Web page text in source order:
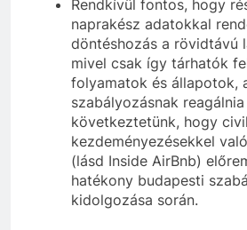
Rendkívül fontos, hogy
naprakész adatokkal
döntéshozás a rövidtávú
mivel csak így tárhatók
folyamatok és állapotok,
szabályozásnak
következtetünk, hogy civil
kezdeményezésekkel
(lásd Inside AirBnb)
hatékony budapesti
kidolgozása során.